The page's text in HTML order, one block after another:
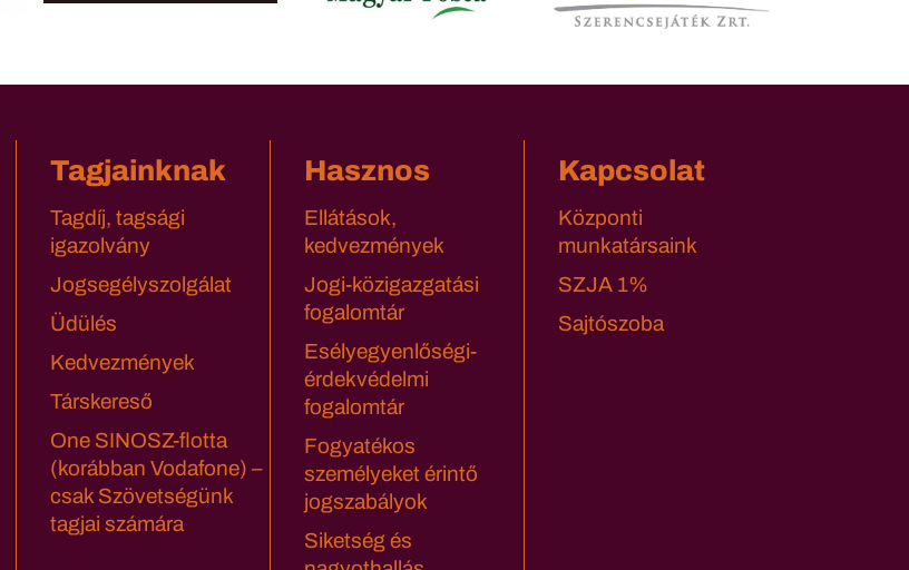
Tagjainknak
Tagdíj, tagsági
igazolvány
Jogsegélyszolgálat
Üdülés
Kedvezmények
Társkereső
One SINOSZ-flotta
(korábban Vodafone) –
csak Szövetségünk
tagjai számára
Hasznos
Ellátások,
kedvezmények
Jogi-közigazgatási
fogalomtár
Esélyegyenlőségi-
érdekvédelmi
fogalomtár
Fogyatékos
személyeket érintő
jogszabályok
Siketség és
Kapcsolat
Központi
munkatársaink
SZJA 1%
Sajtószoba